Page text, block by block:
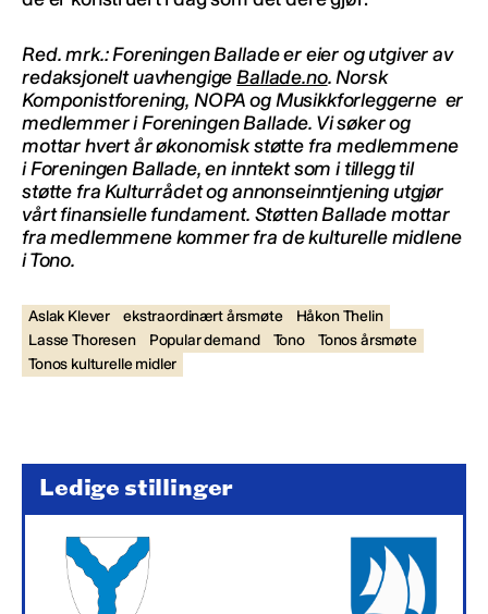
Red. mrk.: Foreningen Ballade er eier og utgiver av
redaksjonelt uavhengigeBallade.no. Norsk
Komponistforening, NOPA og Musikkforleggerne er
medlemmer i Foreningen Ballade. Vi søker og
mottar hvert år økonomisk støtte fra medlemmene
i Foreningen Ballade, en inntekt som i tillegg til
støtte fra Kulturrådet og annonseinntjening utgjør
vårt finansielle fundament. Støtten Ballade mottar
fra medlemmene kommer fra de kulturelle midlene
i Tono.
Aslak Klever ekstraordinært årsmøte
Håkon Thelin
Lasse Thoresen
Popular demand Tono
Tonos årsmøte
Tonos kulturelle midler
Ledige stillinger